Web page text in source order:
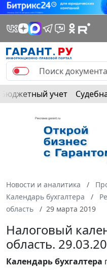
Бюджетный учет
Новости и аналитика
Календарь бухгалтера
область
29 марта 2019
Налоговый
область.
Календарьбухгалтера